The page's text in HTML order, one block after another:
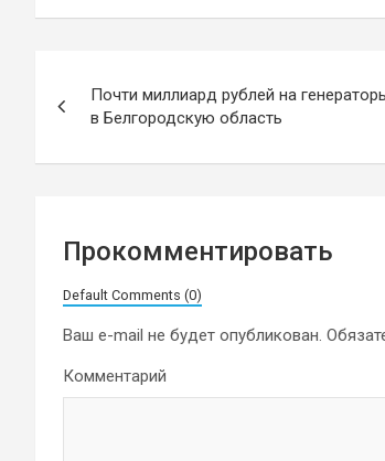
по
записям
Почти миллиард рублей на
в Белгородскую область
Прокомментировать
Default Comments (0)
Ваш e-mail не будет опубликован.
Комментарий